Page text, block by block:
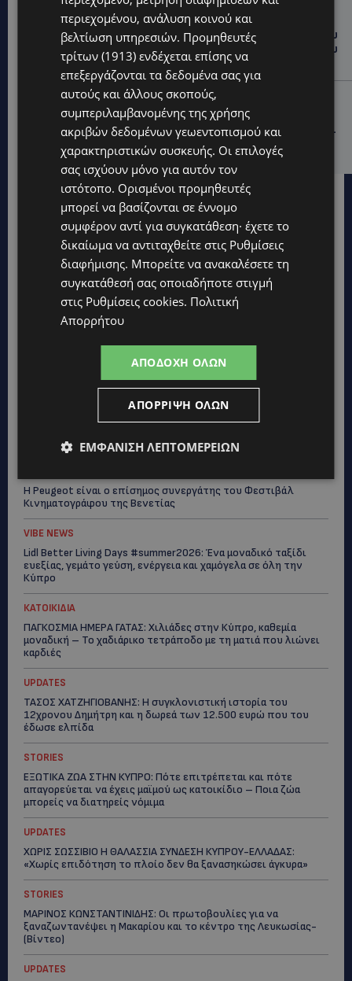
UPDATES
ΤΑΣΟΣ ΧΑΤΖΗΓΙΟΒΑΝΗΣ: Η συγκλονιστική ιστορία του
12χρονου Δημήτρη και η δωρεά των 12.500 ευρώ που
του έδωσε ελπίδα
STORIES
ΕΞΩΤΙΚΑ ΖΩΑ ΣΤΗΝ ΚΥΠΡΟ: Πότε επιτρέπεται και
πότε απαγορεύεται να έχεις μαϊμού ως κατοικίδιο –
Ποια ζώα μπορείς να διατηρείς νόμιμα
Η Peugeot είναι ο επίσημος συνεργάτης του Φεστιβάλ
Κινηματογράφου της Βενετίας
VIBE NEWS
Lidl Better Living Days #summer2026: Ένα μοναδικό ταξίδι
ευεξίας, γεμάτο γεύση, ενέργεια και χαμόγελα σε όλη την
Κύπρο
ΚΑΤΟΙΚΙΔΙΑ
ΠΑΓΚΟΣΜΙΑ ΗΜΕΡΑ ΓΑΤΑΣ: Χιλιάδες στην Κύπρο, καθεμία
μοναδική – Το χαδιάρικο τετράποδο με τη ματιά που λιώνει
καρδιές
UPDATES
ΤΑΣΟΣ ΧΑΤΖΗΓΙΟΒΑΝΗΣ: Η συγκλονιστική ιστορία του
12χρονου Δημήτρη και η δωρεά των 12.500 ευρώ που του
έδωσε ελπίδα
STORIES
ΕΞΩΤΙΚΑ ΖΩΑ ΣΤΗΝ ΚΥΠΡΟ: Πότε επιτρέπεται και πότε
απαγορεύεται να έχεις μαϊμού ως κατοικίδιο – Ποια ζώα
μπορείς να διατηρείς νόμιμα
UPDATES
ΧΩΡΙΣ ΣΩΣΣΙΒΙΟ Η ΘΑΛΑΣΣΙΑ ΣΥΝΔΕΣΗ ΚΥΠΡΟΥ-ΕΛΛΑΔΑΣ:
«Χωρίς επιδότηση το πλοίο δεν θα ξανασηκώσει άγκυρα»
STORIES
ΜΑΡΙΝΟΣ ΚΩΝΣΤΑΝΤΙΝΙΔΗΣ: Οι πρωτοβουλίες για να
ξαναζωντανέψει η Μακαρίου και το κέντρο της Λευκωσίας-
(Βίντεο)
UPDATES
περιεχομένου, ανάλυση κοινού και
βελτίωση υπηρεσιών. Προμηθευτές
τρίτων (1913) ενδέχεται επίσης να
επεξεργάζονται τα δεδομένα σας για
αυτούς και άλλους σκοπούς,
συμπεριλαμβανομένης της χρήσης
ακριβών δεδομένων γεωεντοπισμού και
χαρακτηριστικών συσκευής. Οι επιλογές
σας ισχύουν μόνο για αυτόν τον
ιστότοπο. Ορισμένοι προμηθευτές
μπορεί να βασίζονται σε έννομο
συμφέρον αντί για συγκατάθεση· έχετε το
δικαίωμα να αντιταχθείτε στις Ρυθμίσεις
διαφήμισης. Μπορείτε να ανακαλέσετε τη
συγκατάθεσή σας οποιαδήποτε στιγμή
στις Ρυθμίσεις cookies. Πολιτική
Απορρήτου
ΑΠΟΔΟΧΉ ΌΛΩΝ
ΑΠΌΡΡΙΨΗ ΌΛΩΝ
ΕΜΦΆΝΙΣΗ ΛΕΠΤΟΜΕΡΕΙΏΝ